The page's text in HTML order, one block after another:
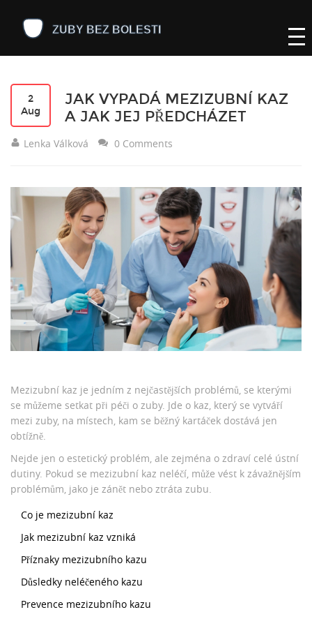
2
Aug
JAK VYPADÁ MEZIZUBNÍ KAZ
A JAK JEJ PŘEDCHÁZET
Lenka Válková 0 Comments
Mezizubní kaz je jedním z nejčastějších problémů, se kterými
se můžeme setkat při péči o zuby. Jde o kaz, který se vytváří
mezi zuby, na místech, kam se běžný kartáček dostává jen
obtížně.
Nejde jen o estetický problém, ale zejména o zdraví celé ústní
dutiny. Pokud se mezizubní kaz neléčí, může vést k závažnějším
problémům, jako je zánět nebo ztráta zubu.
Co je mezizubní kaz
Jak mezizubní kaz vzniká
Příznaky mezizubního kazu
Důsledky neléčeného kazu
Prevence mezizubního kazu